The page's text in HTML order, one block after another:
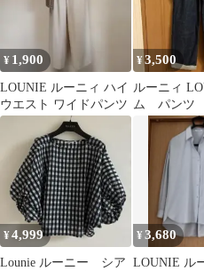
¥ 1,900
LOUNIE ルーニィ ハイ
ウエスト ワイドパンツ
¥3,500
ルーニィ
ム パンツ
¥4,999
Lounie ルーニー シア
¥3,680
LOUNIE ル